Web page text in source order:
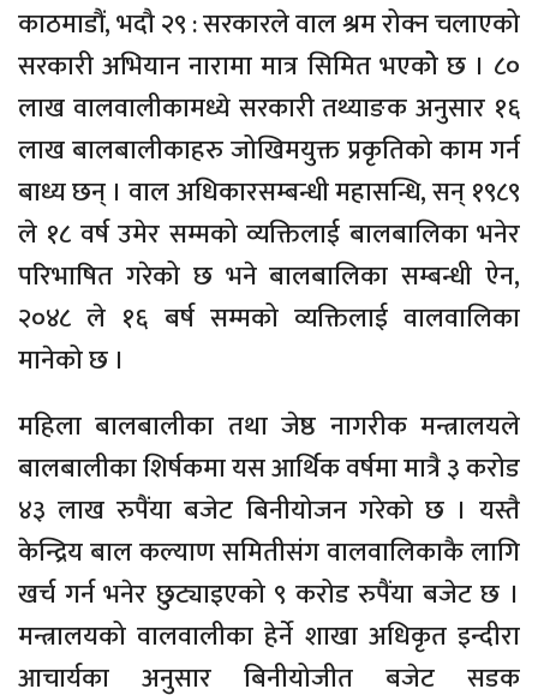
काठमाडौं, भदौ २९ : सरकारले वाल श्रम रोक्न चलाएको
सरकारी अभियान नारामा मात्र सिमित भएकोे छ । ८०
लाख वालवालीकामध्ये सरकारी तथ्याङक अनुसार १६
लाख बालबालीकाहरु जोखिमयुक्त प्रकृतिको काम गर्न
बाध्य छन् । वाल अधिकारसम्बन्धी महासन्धि, सन् १९८९
ले १८ वर्ष उमेर सम्मको व्यक्तिलाई बालबालिका भनेर
परिभाषित गरेको छ भने बालबालिका सम्बन्धी ऐन,
२०४८ ले १६ बर्ष सम्मको व्यक्तिलाई वालवालिका
मानेको छ ।
महिला बालबालीका तथा जेष्ठ नागरीक मन्त्रालयले
बालबालीका शिर्षकमा यस आर्थिक वर्षमा मात्रै ३ करोड
४३ लाख रुपैंया बजेट बिनीयोजन गरेको छ । यस्तै
केन्द्रिय बाल कल्याण समितीसंग वालवालिकाकै लागि
खर्च गर्न भनेर छुट्याइएको ९ करोड रुपैंया बजेट छ ।
मन्त्रालयको वालवालीका हेर्ने शाखा अधिकृत इन्दीरा
आचार्यका अनुसार बिनीयोजीत बजेट सडक